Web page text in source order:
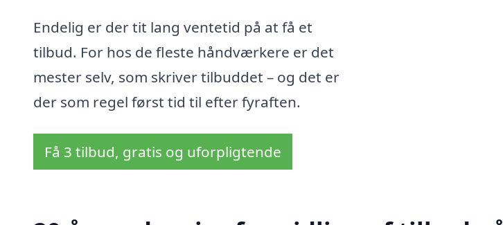
Endelig er der tit lang ventetid på at få et
tilbud. For hos de fleste håndværkere er det
mester selv, som skriver tilbuddet – og det er
der som regel først tid til efter fyraften.
Få 3 tilbud, gratis og uforpligtende